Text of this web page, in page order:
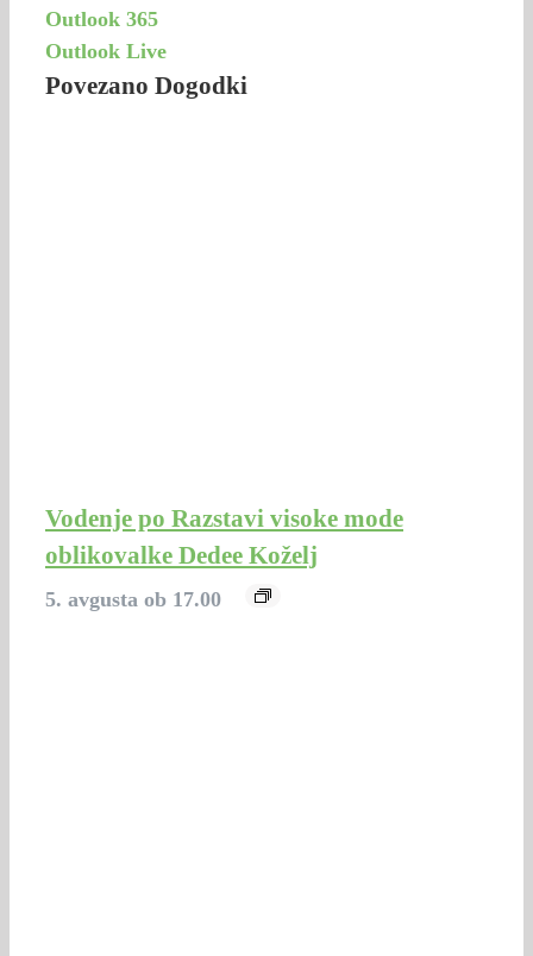
Outlook 365
Outlook Live
Povezano Dogodki
Vodenje po Razstavi visoke mode
oblikovalke Dedee Koželj
5. avgusta ob 17.00